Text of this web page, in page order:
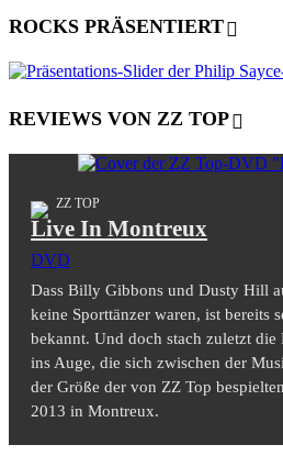
ROCKS PRÄSENTIERT
REVIEWS VON ZZ TOP
ZZ TOP
Live In Montreux
DVD
Dass Billy Gibbons und Dusty Hill
keine Sporttänzer waren, ist bereits
bekannt. Und doch stach zuletzt die
ins Auge, die sich zwischen der
der Größe der von ZZ Top
2013 in Montreux.